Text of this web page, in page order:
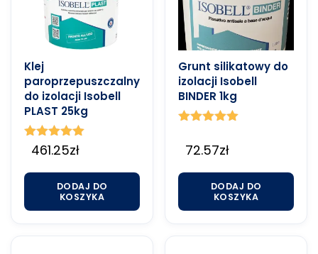
Klej
paroprzepuszczalny
do izolacji Isobell
PLAST 25kg
Oceniono
5.00
461.25zł
DODAJ DO
KOSZYKA
Grunt silikatowy do
izolacji Isobell
BINDER 1kg
5.00
na 5
72.57zł
DODAJ DO
KOSZYKA